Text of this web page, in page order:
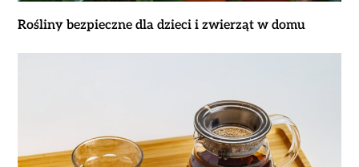
Rośliny bezpieczne dla dzieci i zwierząt w domu